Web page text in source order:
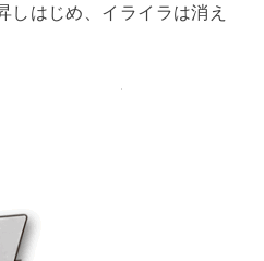
しはじめ、イライラは消え